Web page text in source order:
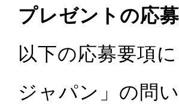
プレゼントの応
以下の応募要項
ジャパン」の問